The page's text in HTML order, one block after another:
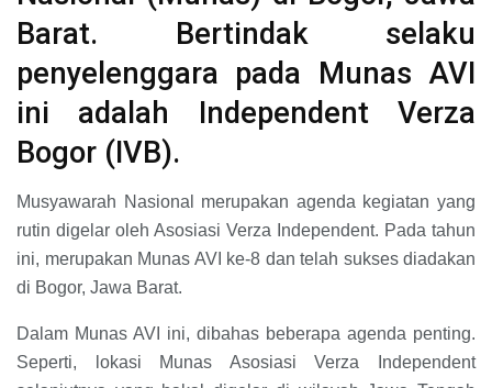
Barat. Bertindak selaku
penyelenggara pada Munas AVI
ini adalah Independent Verza
Bogor (IVB).
Musyawarah Nasional merupakan agenda kegiatan yang
rutin digelar oleh Asosiasi Verza Independent. Pada tahun
ini, merupakan Munas AVI ke-8 dan telah sukses diadakan
di Bogor, Jawa Barat.
Dalam Munas AVI ini, dibahas beberapa agenda penting.
Seperti, lokasi Munas Asosiasi Verza Independent